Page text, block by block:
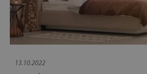
13.10.2022